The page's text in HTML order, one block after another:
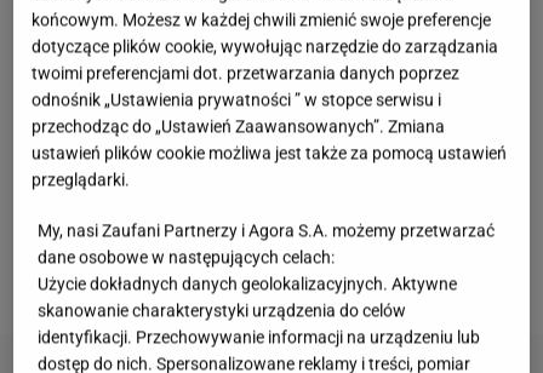
Więcej podobnych artykułów przeczytasz na stronie
głównejGazeta.pl
Nowy program rządowy. Do kiedy wniosek na
projekt Potańcówki Wiejskie?
zorganizować wiejską potańcówkę, która zostanie
sfinansowana z budżetu państwa.
końcowym. Możesz w każdej chwili zmienić swoje preferencje
dotyczące plików cookie, wywołując narzędzie do zarządzania
twoimi preferencjami dot. przetwarzania danych poprzez
odnośnik „Ustawienia prywatności ” w stopce serwisu i
przechodząc do „Ustawień Zaawansowanych”. Zmiana
ustawień plików cookie możliwa jest także za pomocą ustawień
przeglądarki.
My, nasi Zaufani Partnerzy i Agora S.A. możemy przetwarzać
dane osobowe w następujących celach:
Użycie dokładnych danych geolokalizacyjnych. Aktywne
skanowanie charakterystyki urządzenia do celów
identyfikacji. Przechowywanie informacji na urządzeniu lub
dostęp do nich. Spersonalizowane reklamy i treści, pomiar